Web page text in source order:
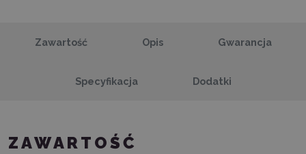
Zawartość Opis Gwarancja
Specyfikacja Dodatki
ZAWARTOŚĆ